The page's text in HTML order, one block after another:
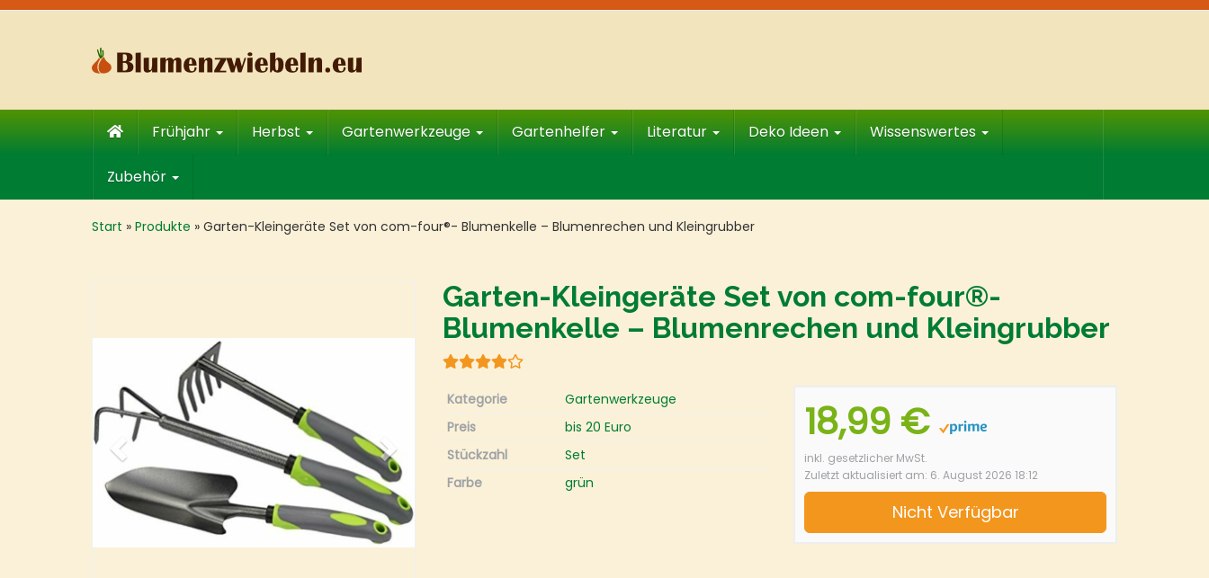
Skip
Frühjahr Herbst Gartenwerkzeuge Gartenhelfer Literatur Deko Ideen Wissenswertes
Zubehör
Start » Produkte » Garten-Kleingeräte Set von com-four®- Blumenkelle – Blumenrechen und Kleingrubber
Garten-Kleingeräte Set von com-four®-
Blumenkelle – Blumenrechen und Kleingrubber
18,99 €
inkl. gesetzlicher MwSt.
Zuletzt aktualisiert am: 6. August 2026 18:12
Nicht Verfügbar
Kategorie
Gartenwerkzeuge
Preis
bis 20 Euro
Stückzahl
Set
Farbe
grün